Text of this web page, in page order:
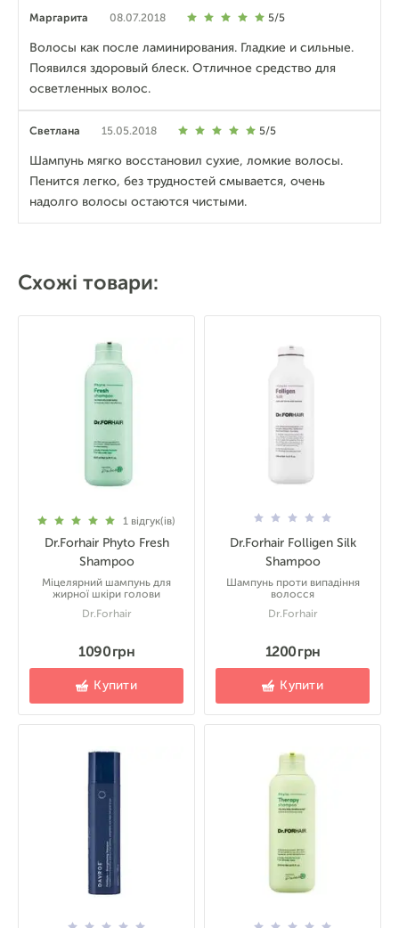
Схожі товари:
1 відгук(ів)
Dr.Forhair Phyto Fresh
Shampoo
Міцелярний шампунь для
жирної шкіри голови
Dr.Forhair
1090 грн
Купити
Dr.Forhair Folligen Silk
Shampoo
Шампунь проти випадіння
волосся
Dr.Forhair
1200 грн
Купити
Маргарита 08.07.2018 5/5
Волосы как после ламинирования. Гладкие и сильные.
Появился здоровый блеск. Отличное средство для
осветленных волос.
Светлана 15.05.2018 5/5
Шампунь мягко восстановил сухие, ломкие волосы.
Пенится легко, без трудностей смывается, очень
надолго волосы остаются чистыми.